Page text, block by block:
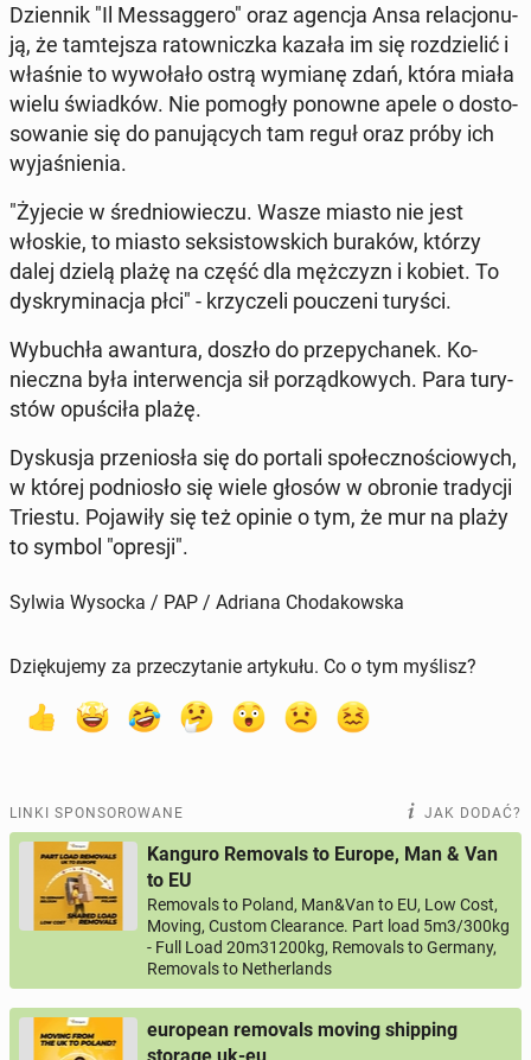
Dzien­nik "Il Mes­sag­ge­ro" oraz agencja Ansa re­la­cjo­nu­
ją, że tam­tej­sza ra­tow­nicz­ka kazała im się roz­dzie­lić i
właśnie to wy­wo­ła­ło ostrą wymianę zdań, która miała
wielu świad­ków. Nie pomogły ponowne apele o do­sto­
so­wa­nie się do pa­nu­ją­cych tam reguł oraz próby ich
wy­ja­śnie­nia.
"Żyjecie w śre­dnio­wie­czu. Wasze miasto nie jest
włoskie, to miasto sek­si­stow­skich buraków, którzy
dalej dzielą plażę na część dla męż­czyzn i kobiet. To
dys­kry­mi­na­cja płci" - krzy­cze­li po­ucze­ni turyści.
Wy­bu­chła awan­tu­ra, doszło do prze­py­cha­nek. Ko­
niecz­na była in­ter­wen­cja sił po­rząd­ko­wych. Para tu­ry­
stów opu­ści­ła plażę.
Dys­ku­sja prze­nio­sła się do portali spo­łecz­no­ścio­wych,
w której pod­nio­sło się wiele głosów w obronie tra­dy­cji
Triestu. Po­ja­wi­ły się też opinie o tym, że mur na plaży
to symbol "opresji".
Sylwia Wysocka / PAP / Adriana Chodakowska
Dziękujemy za przeczytanie artykułu. Co o tym myślisz?
LINKI SPONSOROWANE JAK DODAĆ?
Kanguro Removals to Europe, Man & Van
to EU
Removals to Poland, Man&Van to EU, Low Cost,
Moving, Custom Clearance. Part load 5m3/300kg
- Full Load 20m31200kg, Removals to Germany,
Removals to Netherlands
european removals moving shipping